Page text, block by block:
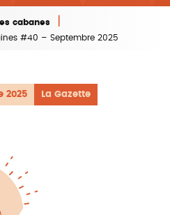
cabanes
#40 – Septembre 2025
2025 La Gazette